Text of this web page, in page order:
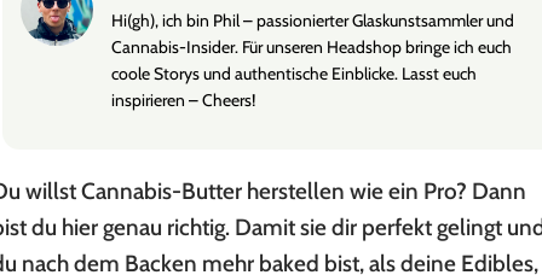
Hi(gh), ich bin Phil – passionierter Glaskunstsammler und
Cannabis-Insider. Für unseren Headshop bringe ich euch
coole Storys und authentische Einblicke. Lasst euch
inspirieren – Cheers!
willst Cannabis-Butter herstellen wie ein Pro? Dann
du hier genau richtig. Damit sie dir perfekt gelingt
nach dem Backen mehr baked bist, als deine Edibles,